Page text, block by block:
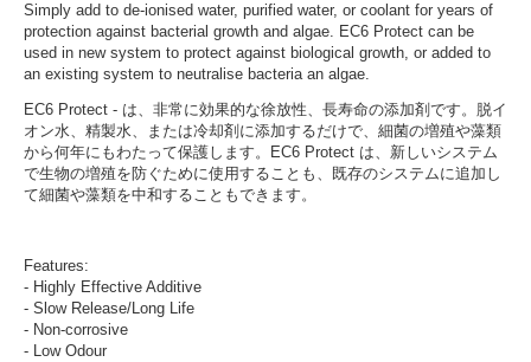
Simply add to de-ionised water, purified water, or coolant for years of
protection against bacterial growth and algae. EC6 Protect can be
used in new system to protect against biological growth, or added to
an existing system to neutralise bacteria an algae.
EC6 Protect - は、非常に効果的な徐放性、長寿命の添加剤です。脱イ
オン水、精製水、または冷却剤に添加するだけで、細菌の増殖や藻類
から何年にもわたって保護します。EC6 Protect は、新しいシステム
で生物の増殖を防ぐために使用することも、既存のシステムに追加し
て細菌や藻類を中和することもできます。
Features:
- Highly Effective Additive
- Slow Release/Long Life
- Non-corrosive
- Low Odour